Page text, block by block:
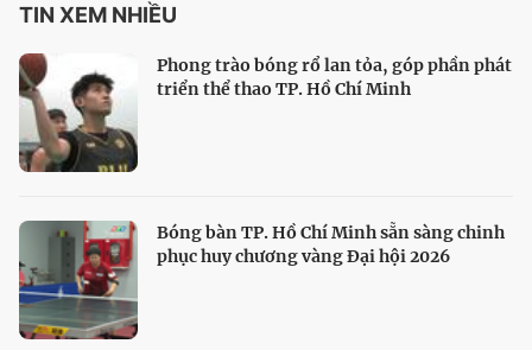
TIN XEM NHIỀU
Phong trào bóng rổ lan tỏa, góp phần phát
triển thể thao TP. Hồ Chí Minh
Bóng bàn TP. Hồ Chí Minh sẵn sàng chinh
phục huy chương vàng Đại hội 2026